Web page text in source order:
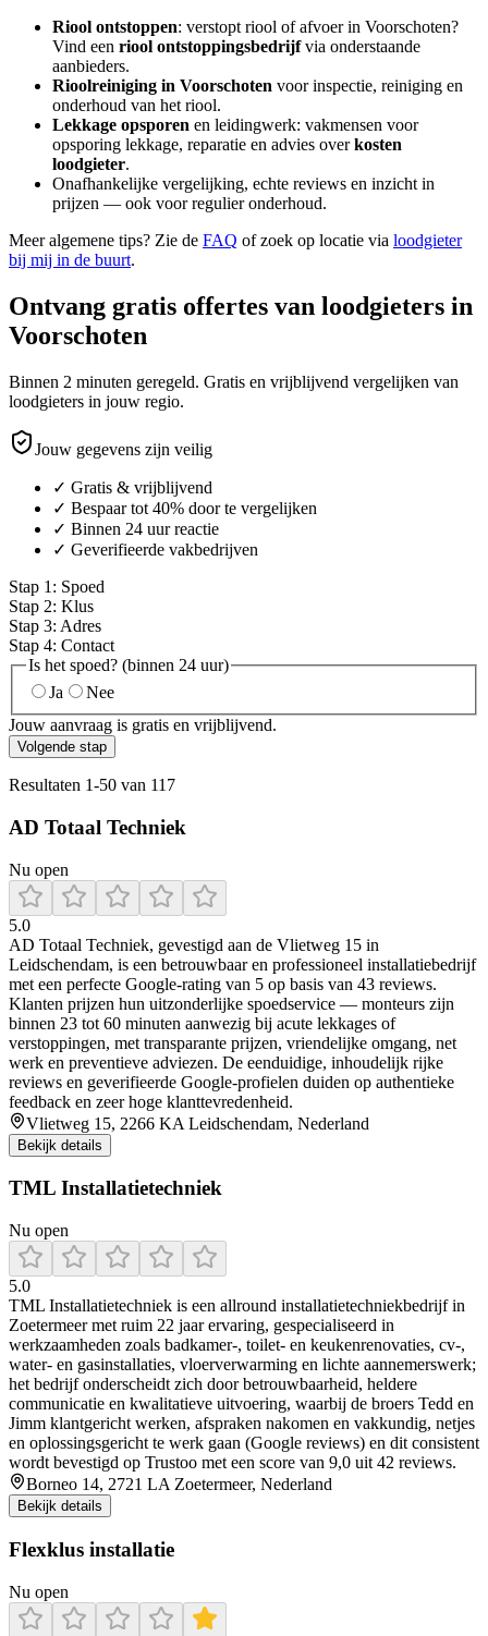
Riool ontstoppen: verstopt riool of afvoer in Voorschoten?
Vind een riool ontstoppingsbedrijfvia onderstaande
aanbieders.
Rioolreiniging in Voorschoten voor inspectie, reiniging en
onderhoud van het riool.
Lekkage opsporen en leidingwerk: vakmensen voor
opsporing lekkage, reparatie en advies overkosten
loodgieter.
Onafhankelijke vergelijking, echte reviews en inzicht in
prijzen — ook voor regulier onderhoud.
Meer algemene tips? Zie de FAQ of zoek op locatie via loodgieter
bij mij in de buurt.
Ontvang gratis offertes van loodgieters in
Voorschoten
Binnen 2 minuten geregeld. Gratis en vrijblijvend vergelijken van
loodgieters in jouw regio.
Jouw gegevens zijn veilig
✓ Gratis & vrijblijvend
✓ Bespaar tot 40% door te vergelijken
✓ Binnen 24 uur reactie
✓ Geverifieerde vakbedrijven
Stap 1 : Spoed
Stap 2: Klus
Stap 3: Adres
Stap 4: Contact
Is het spoed? (binnen 24 uur)
Ja
Nee
Jouw aanvraag is gratis en vrijblijvend.
Volgende stap
Resultaten 1-50 van 117
AD Totaal Techniek
Nu open
5.0
AD Totaal Techniek, gevestigd aan de Vlietweg 15 in
Leidschendam, is een betrouwbaar en professioneel installatiebedrijf
met een perfecte Google-rating van 5 op basis van 43 reviews.
Klanten prijzen hun uitzonderlijke spoedservice — monteurs zijn
binnen 23 tot 60 minuten aanwezig bij acute lekkages of
verstoppingen, met transparante prijzen, vriendelijke omgang, net
werk en preventieve adviezen. De eenduidige, inhoudelijk rijke
reviews en geverifieerde Google-profielen duiden op authentieke
feedback en zeer hoge klanttevredenheid.
Vlietweg 15, 2266 KA Leidschendam, Nederland
Bekijk details
TML Installatietechniek
Nu open
5.0
TML Installatietechniek is een allround installatietechniekbedrijf in
Zoetermeer met ruim 22 jaar ervaring, gespecialiseerd in
werkzaamheden zoals badkamer-, toilet- en keukenrenovaties, cv-,
water- en gasinstallaties, vloerverwarming en lichte aannemerswerk;
het bedrijf onderscheidt zich door betrouwbaarheid, heldere
communicatie en kwalitatieve uitvoering, waarbij de broers Tedd en
Jimm klantgericht werken, afspraken nakomen en vakkundig, netjes
en oplossingsgericht te werk gaan (Google reviews) en dit consistent
wordt bevestigd op Trustoo met een score van 9,0 uit 42 reviews.
Borneo 14, 2721 LA Zoetermeer, Nederland
Bekijk details
Flexklus installatie
Nu open